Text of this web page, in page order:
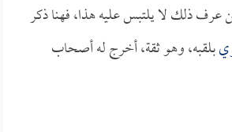
ذلك لا يلتبس عليه هذا، فهنا ذكر
بلقبه، وهو ثقة، أخرج له أصحاب